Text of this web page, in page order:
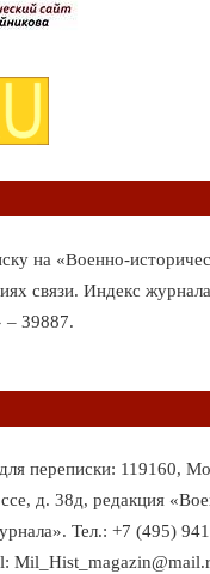
на «Военно-
связи. Индекс
– 39887.
переписки: 119160,
д. 38д, редакция
Тел.: +7 (495)